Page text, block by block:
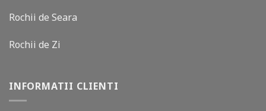
Rochii de Seara
Rochii de Zi
INFORMATII CLIENTI